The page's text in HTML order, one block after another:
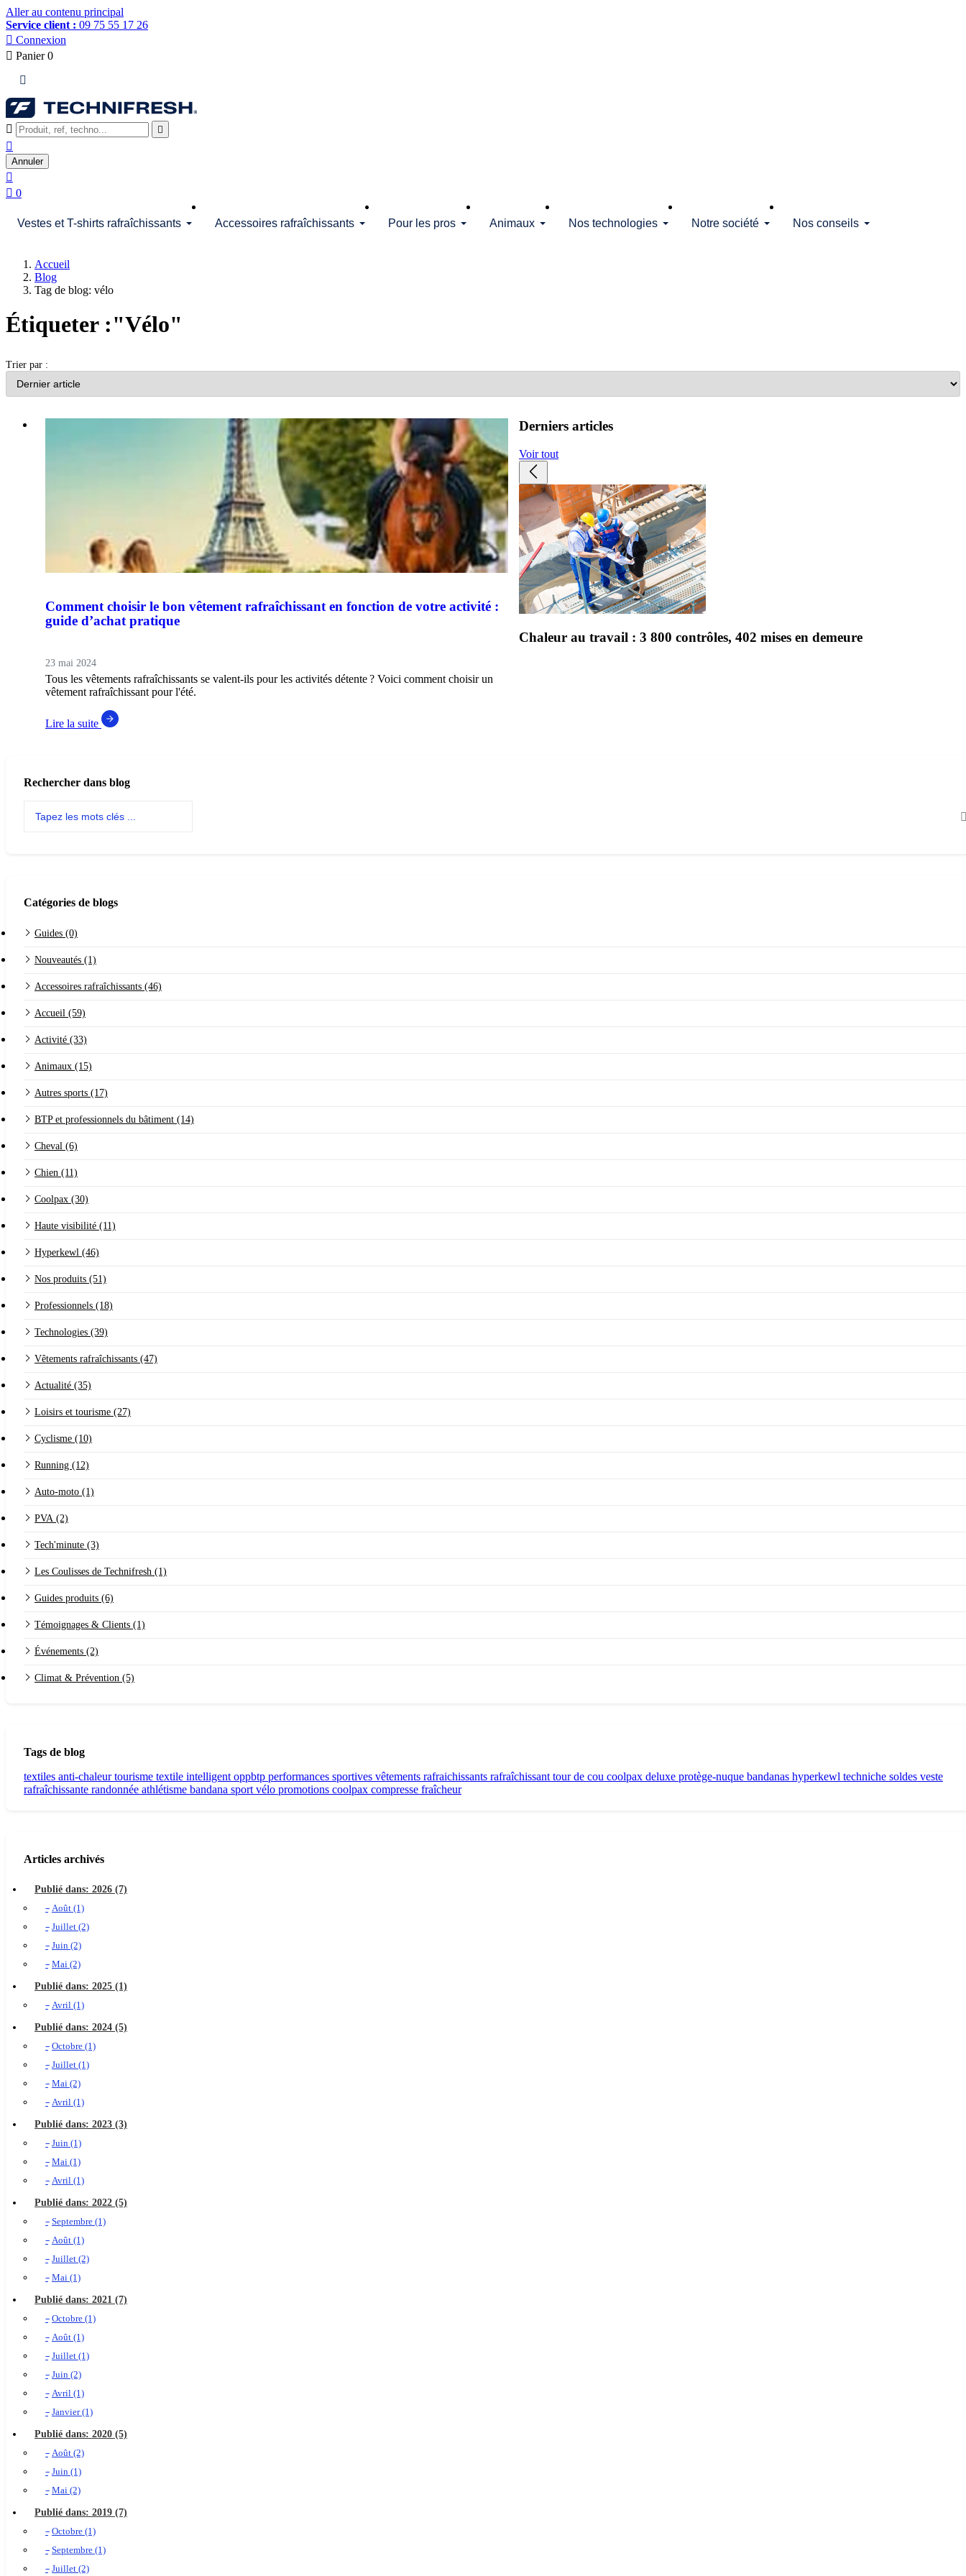
Aller au contenu principal
Service client : 09 75 55 17 26
 Connexion
 Panier 0

 

Annuler

 0
Vestes et T-shirts rafraîchissants Accessoires rafraîchissants Pour les pros Animaux Nos technologies Notre société Nos conseils
Accueil
Blog
Tag de blog: vélo
Étiqueter :"Vélo"
Trier par :
Comment choisir le bon vêtement rafraîchissant en fonction de votre activité :
guide d’achat pratique
23 mai 2024
Tous les vêtements rafraîchissants se valent-ils pour les activités détente ? Voici comment choisir un
vêtement rafraîchissant pour l'été.
Lire la suite
Rechercher dans blog
Catégories de blogs
Guides (0)
Nouveautés (1)
Accessoires rafraîchissants (46)
Accueil (59)
Activité (33)
Animaux (15)
Autres sports (17)
BTP et professionnels du bâtiment (14)
Cheval (6)
Chien (11)
Coolpax (30)
Haute visibilité (11)
Hyperkewl (46)
Nos produits (51)
Professionnels (18)
Technologies (39)
Vêtements rafraîchissants (47)
Actualité (35)
Loisirs et tourisme (27)
Cyclisme (10)
Running (12)
Auto-moto (1)
PVA (2)
Tech'minute (3)
Les Coulisses de Technifresh (1)
Guides produits (6)
Témoignages & Clients (1)
Événements (2)
Climat & Prévention (5)
Tags de blog
textiles anti-chaleurtourisme textile intelligentoppbtp performances sportives vêtements rafraichissants rafraîchissanttour de cou coolpax deluxe protège-nuque bandanas hyperkewl techniche soldes veste
rafraîchissante randonnée athlétisme bandana sportvélo promotions coolpax compresse fraîcheur
Articles archivés
Publié dans: 2026 (7)
Août (1)
Juillet (2)
Juin (2)
Mai (2)
Publié dans: 2025 (1)
Avril (1)
Publié dans: 2024 (5)
Octobre (1)
Juillet (1)
Mai (2)
Avril (1)
Publié dans: 2023 (3)
Juin (1)
Mai (1)
Avril (1)
Publié dans: 2022 (5)
Septembre (1)
Août (1)
Juillet (2)
Mai (1)
Publié dans: 2021 (7)
Octobre (1)
Août (1)
Juillet (1)
Juin (2)
Avril (1)
Janvier (1)
Publié dans: 2020 (5)
Août (2)
Juin (1)
Mai (2)
Publié dans: 2019 (7)
Octobre (1)
Septembre (1)
Juillet (2)
Derniers articles
Voir tout
Chaleur au travail : 3 800 contrôles, 402 mises en demeure